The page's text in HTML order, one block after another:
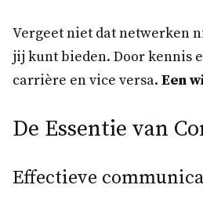
Vergeet niet dat netwerken
jij kunt bieden. Door kennis
carrière en vice versa. Een
De Essentie van
Effectieve